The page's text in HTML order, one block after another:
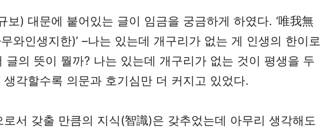
보) 대문에 붙어있는 글이 임금을 궁금하게 하였다. ‘唯我無
와인생지한)’ –나는 있는데 개구리가 없는 게 인생의 한이로
글의 뜻이 뭘까? 나는 있는데 개구리가 없는 것이 평생을 두
생각할수록 의문과 호기심만 더 커지고 있었다.
서 갖출 만큼의 지식(智識)은 갖추었는데 아무리 생각해도